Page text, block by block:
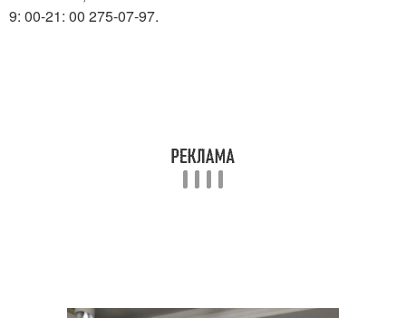
9: 00-21: 00 275-07-97.